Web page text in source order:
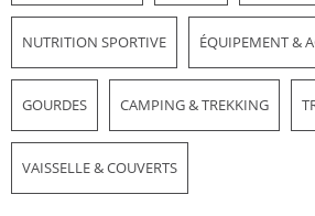
NUTRITION SPORTIVE ÉQUIPEMENT &
GOURDES CAMPING & TREKKING
VAISSELLE & COUVERTS